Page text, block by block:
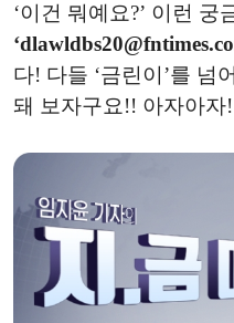
‘이건 뭐예요?’ 이런 궁
다! 다들 ‘금린이’를 넘
돼 보자구요!! 아자아자